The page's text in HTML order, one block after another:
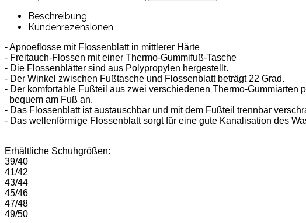
Beschreibung
Kundenrezensionen
- Apnoeflosse mit Flossenblatt in mittlerer Härte
- Freitauch-Flossen mit einer Thermo-Gummifuß-Tasche
- Die Flossenblätter sind aus Polypropylen hergestellt.
- Der Winkel zwischen Fußtasche und Flossenblatt beträgt 22 Grad.
- Der komfortable Fußteil aus zwei verschiedenen Thermo-Gummiarten
bequem am Fuß an.
- Das Flossenblatt ist austauschbar und mit dem Fußteil trennbar
- Das wellenförmige Flossenblatt sorgt für eine gute Kanalisation des
Erhältliche Schuhgrößen:
39/40
41/42
43/44
45/46
47/48
49/50